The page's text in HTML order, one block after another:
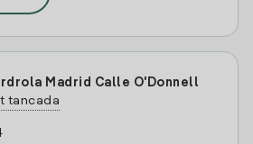
Madrid Calle O'Donnell
tancada